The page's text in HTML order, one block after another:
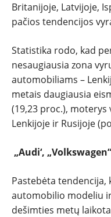
Britanijoje, Latvijoje,
pačios tendencijos
Statistika rodo, kad
nesaugiausia zona
automobiliams –
metais daugiausia
(19,23 proc.),
Lenkijoje ir Rusijoje
„Audi‘,
Pastebėta
automobilio modeliu
dešimties metų